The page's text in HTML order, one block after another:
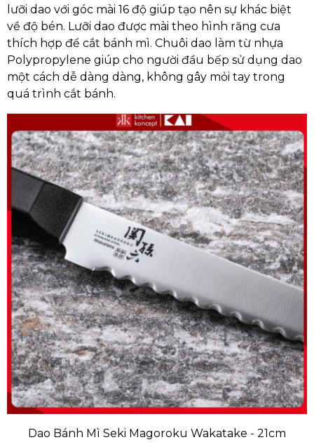
lưỡi dao với góc mài 16 độ giúp tạo nên sự khác biệt
về độ bén. Lưỡi dao được mài theo hình răng cưa
thích hợp để cắt bánh mì. Chuôi dao làm từ nhựa
Polypropylene giúp cho người đầu bếp sử dụng dao
một cách dễ dàng dàng, không gây mỏi tay trong
quá trình cắt bánh.
Dao Bánh Mì Seki Magoroku Wakatake - 21cm